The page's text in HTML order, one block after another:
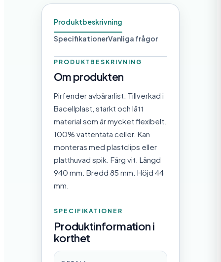
Produktbeskrivning
SpecifikationerVanliga frågor
PRODUKTBESKRIVNING
Om produkten
Pirfender avbärarlist. Tillverkad i
Bacellplast, starkt och lätt
material som är mycket flexibelt.
100% vattentäta celler. Kan
monteras med plastclips eller
platthuvad spik. Färg vit. Längd
940 mm. Bredd 85 mm. Höjd 44
mm.
SPECIFIKATIONER
Produktinformation i
korthet